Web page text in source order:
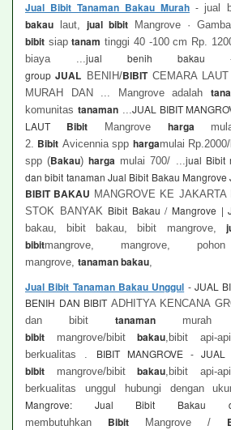
Jual Bibit Tanaman Bakau Murah - jual
bakau laut, jual bibit Mangrove ·
bibit siaptanam tinggi 40 -100 cm Rp.
biaya ... jual benih bakau
groupJUAL BENIH/BIBITCEMARA
MURAH DAN ... Mangrove adalah
komunitas tanaman... JUAL BIBIT
LAUT BibitMangrove harga
2. Bibit Avicennia spp hargamulai
spp (Bakau)harga mulai 700/ ... jual Bibit
dan bibit tanaman Jual Bibit Bakau Mangrove
BIBIT BAKAU MANGROVE KE JAKARTA
STOK BANYAK Bibit Bakau / Mangrove
bakau, bibit bakau, bibit mangrove,
bibitmangrove, mangrove,
mangrove, tanaman bakau
Jual Bibit Tanaman Bakau Unggul - JUAL
BENIH DAN BIBIT ADHITYA KENCANA
dan bibit tanaman
bibit mangrove/bibit bakau ,bibit api-
berkualitas . BIBIT MANGROVE - JUAL
bibit mangrove/bibit bakau ,bibit api-
berkualitas unggul hubungi dengan
Mangrove: Jual Bibit
membutuhkan Bibit Mangrove /